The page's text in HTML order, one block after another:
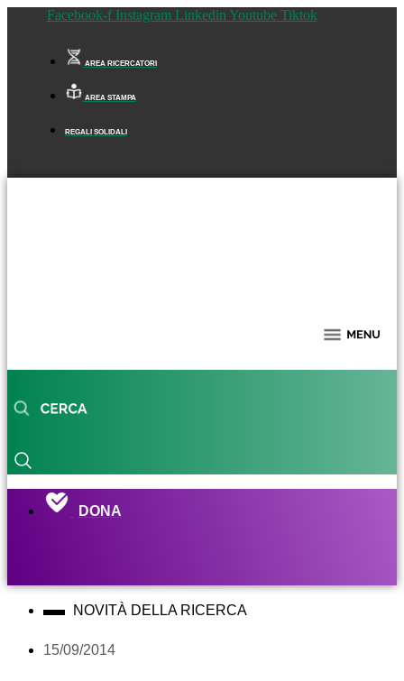
Facebook-f Instagram Linkedin Youtube Tiktok
AREA RICERCATORI
AREA STAMPA
REGALI SOLIDALI
DONA
NOVITÀ DELLA RICERCA
15/09/2014